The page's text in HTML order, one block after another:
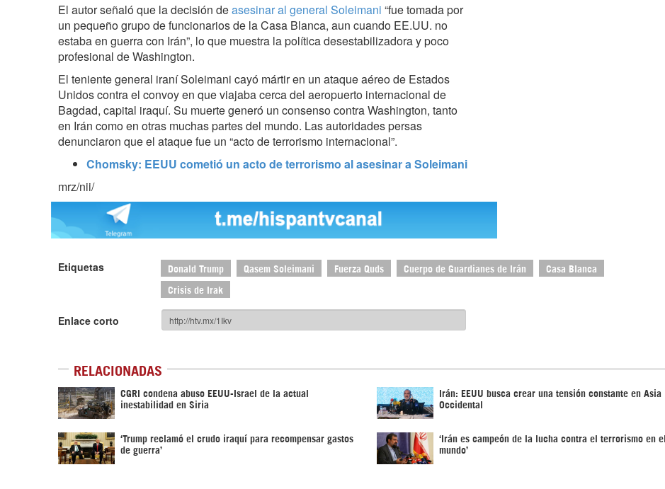
El autor señaló que la decisión deasesinar al general Soleimani “fue tomada por
un pequeño grupo de funcionarios de la Casa Blanca, aun cuando EE.UU. no
estaba en guerra con Irán”, lo que muestra la política desestabilizadora y poco
profesional de Washington.
El teniente general iraní Soleimani cayó mártir en un ataque aéreo de Estados
Unidos contra el convoy en que viajaba cerca del aeropuerto internacional de
Bagdad, capital iraquí. Su muerte generó un consenso contra Washington, tanto
en Irán como en otras muchas partes del mundo. Las autoridades persas
denunciaron que el ataque fue un “acto de terrorismo internacional”.
Chomsky: EEUU cometió un acto de terrorismo al asesinar a Soleimani
mrz/nii/
Etiquetas Donald Trump Qasem Soleimani Fuerza Quds Cuerpo de Guardianes de Irán Casa Blanca
Crisis de Irak
Enlace corto
RELACIONADAS
CGRI condena abuso EEUU-Israel de la actual
inestabilidad en Siria
Irán: EEUU busca crear una tensión constante en Asia
Occidental
‘Trump reclamó el crudo iraquí para recompensar gastos
de guerra’
‘Irán es campeón de la lucha contra el terrorismo en el
mundo’